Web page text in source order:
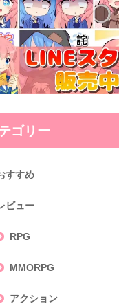
ゴリー
すすめ
ビュー
RPG
MMORPG
アクション